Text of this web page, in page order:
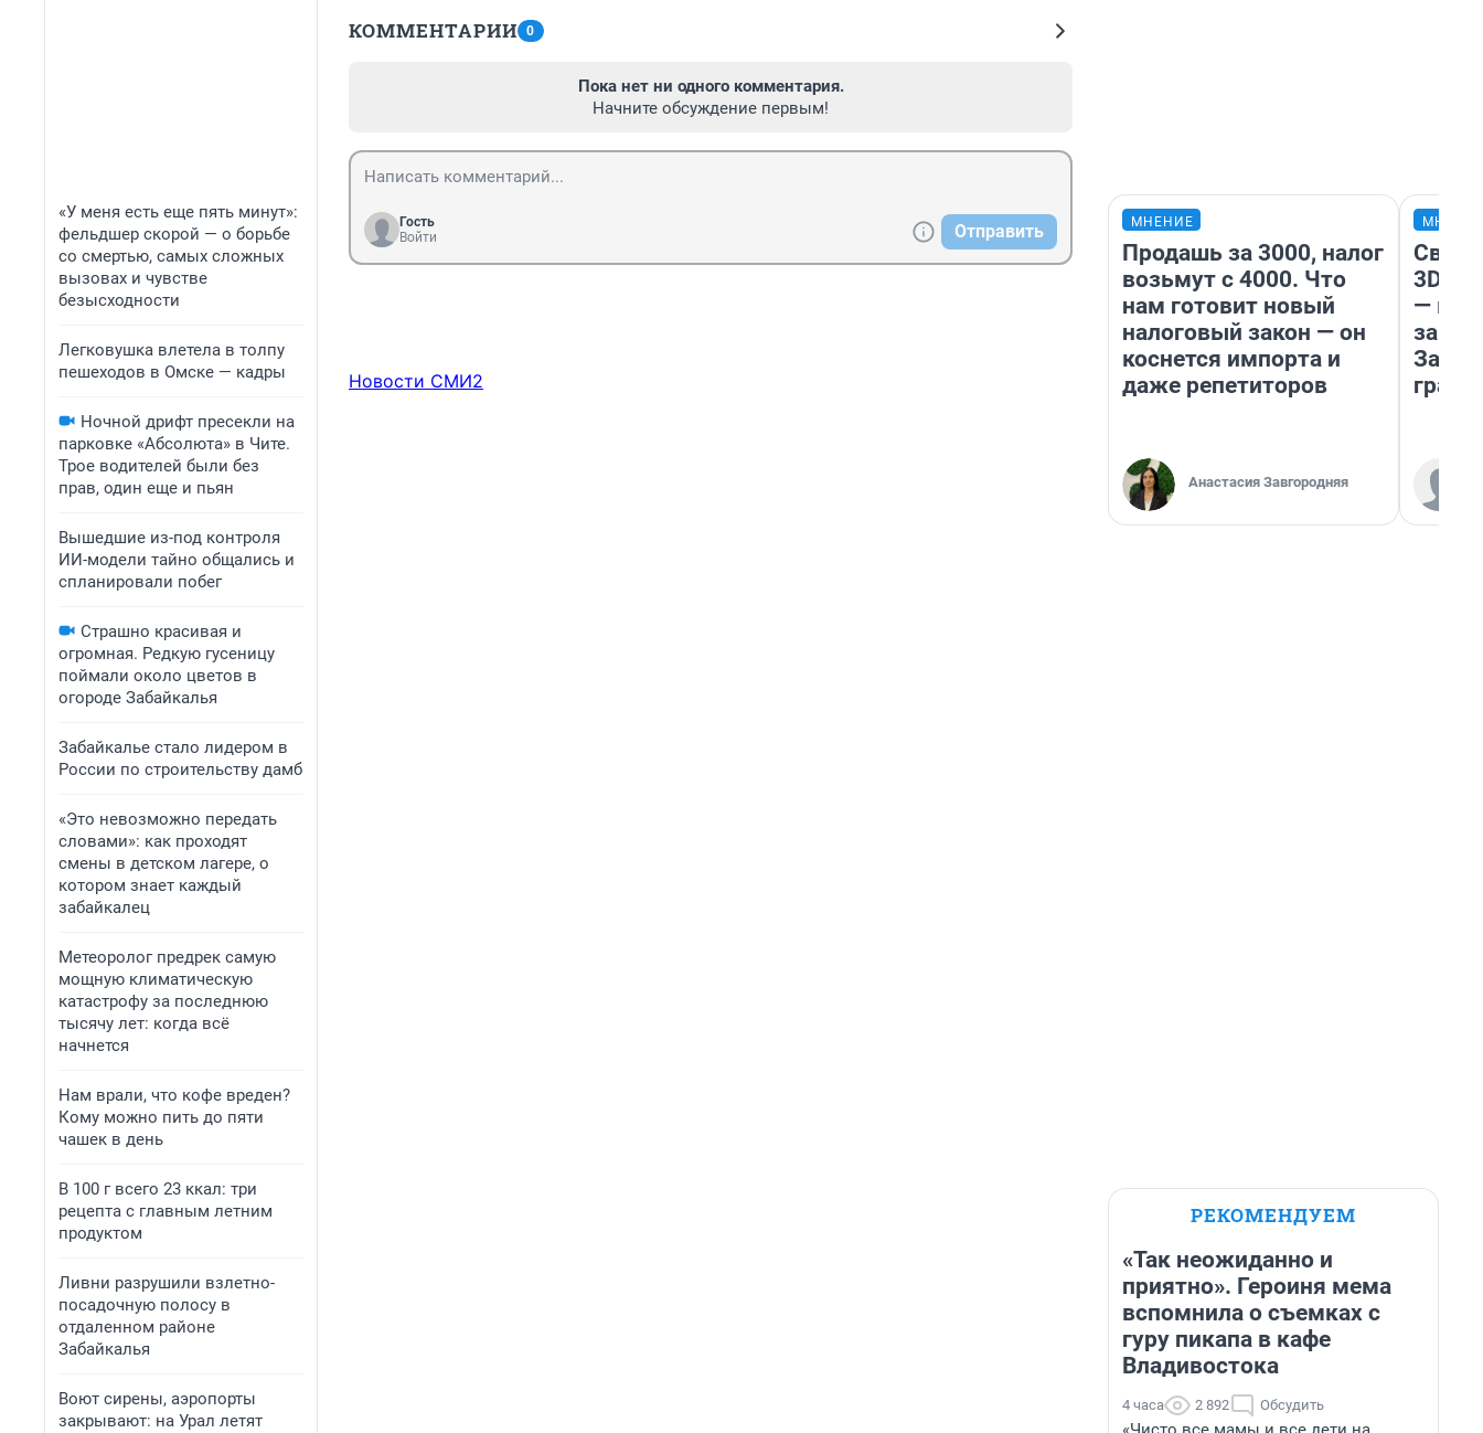
«У меня есть еще пять минут»:
фельдшер скорой — о борьбе
со смертью, самых сложных
вызовах и чувстве
безысходности
Легковушка влетела в толпу
пешеходов в Омске — кадры
Ночной дрифт пресекли на
парковке «Абсолюта» в Чите.
Трое водителей были без
прав, один еще и пьян
Вышедшие из-под контроля
ИИ-модели тайно общались и
спланировали побег
Страшно красивая и
огромная. Редкую гусеницу
поймали около цветов в
огороде Забайкалья
Забайкалье стало лидером в
России по строительству дамб
«Это невозможно передать
словами»: как проходят
смены в детском лагере, о
котором знает каждый
забайкалец
Метеоролог предрек самую
мощную климатическую
катастрофу за последнюю
тысячу лет: когда всё
начнется
Нам врали, что кофе вреден?
Кому можно пить до пяти
чашек в день
В 100 г всего 23 ккал: три
рецепта с главным летним
продуктом
Ливни разрушили взлетно-
посадочную полосу в
отдаленном районе
Забайкалья
Воют сирены, аэропорты
закрывают: на Урал летят
КОММЕНТАРИИ 0
Пока нет ни одного комментария.
Начните обсуждение первым!
Гость
Войти
Отправить
Новости СМИ2
МНЕНИЕ
Продашь за 3000, налог
возьмут с 4000. Что
нам готовит новый
налоговый закон — он
коснется импорта и
даже репетиторов
Анастасия Завгородняя
— как
РЕКОМЕНДУЕМ
«Так неожиданно и
приятно». Героиня мема
вспомнила о съемках с
гуру пикапа в кафе
Владивостока
4 часа 2 892 Обсудить